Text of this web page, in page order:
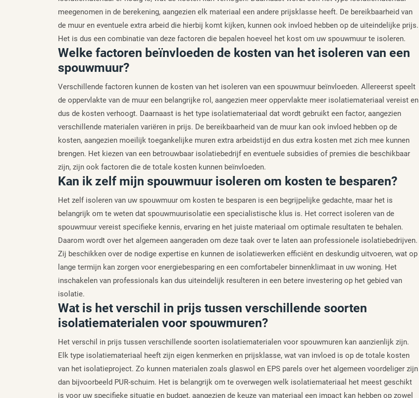
meegenomen in de berekening, aangezien elk materiaal een andere prijsklasse heeft. De bereikbaarheid van
de muur en eventuele extra arbeid die hierbij komt kijken, kunnen ook invloed hebben op de uiteindelijke prijs.
Het is dus een combinatie van deze factoren die bepalen hoeveel het kost om uw spouwmuur te isoleren.
Welke factoren beïnvloeden de kosten van het isoleren van een
spouwmuur?
Verschillende factoren kunnen de kosten van het isoleren van een spouwmuur beïnvloeden. Allereerst speelt
de oppervlakte van de muur een belangrijke rol, aangezien meer oppervlakte meer isolatiemateriaal vereist en
dus de kosten verhoogt. Daarnaast is het type isolatiemateriaal dat wordt gebruikt een factor, aangezien
verschillende materialen variëren in prijs. De bereikbaarheid van de muur kan ook invloed hebben op de
kosten, aangezien moeilijk toegankelijke muren extra arbeidstijd en dus extra kosten met zich mee kunnen
brengen. Het kiezen van een betrouwbaar isolatiebedrijf en eventuele subsidies of premies die beschikbaar
zijn, zijn ook factoren die de totale kosten kunnen beïnvloeden.
Kan ik zelf mijn spouwmuur isoleren om kosten te besparen?
Het zelf isoleren van uw spouwmuur om kosten te besparen is een begrijpelijke gedachte, maar het is
belangrijk om te weten dat spouwmuurisolatie een specialistische klus is. Het correct isoleren van de
spouwmuur vereist specifieke kennis, ervaring en het juiste materiaal om optimale resultaten te behalen.
Daarom wordt over het algemeen aangeraden om deze taak over te laten aan professionele isolatiebedrijven.
Zij beschikken over de nodige expertise en kunnen de isolatiewerken efficiënt en deskundig uitvoeren, wat op
lange termijn kan zorgen voor energiebesparing en een comfortabeler binnenklimaat in uw woning. Het
inschakelen van professionals kan dus uiteindelijk resulteren in een betere investering op het gebied van
isolatie.
Wat is het verschil in prijs tussen verschillende soorten
isolatiematerialen voor spouwmuren?
Het verschil in prijs tussen verschillende soorten isolatiematerialen voor spouwmuren kan aanzienlijk zijn.
Elk type isolatiemateriaal heeft zijn eigen kenmerken en prijsklasse, wat van invloed is op de totale kosten
van het isolatieproject. Zo kunnen materialen zoals glaswol en EPS parels over het algemeen voordeliger zijn
dan bijvoorbeeld PUR-schuim. Het is belangrijk om te overwegen welk isolatiemateriaal het meest geschikt
is voor uw specifieke situatie en budget, aangezien de keuze van materiaal een impact kan hebben op zowel